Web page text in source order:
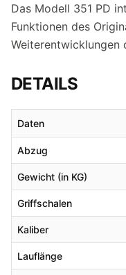
Das Modell 351 PD
Funktionen des
Weiterentwicklungen
DETAILS
Daten
Abzug
Gewicht (in KG)
Griffschalen
Kaliber
Lauflänge